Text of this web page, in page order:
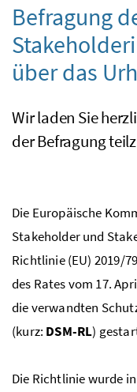
Befragung
über das
Wir laden Sie
der Befragung
Die Europäische
Stakeholder und
Richtlinie (EU) 2019/
des Rates vom 17.
die verwandten
(kurz: DSM-RL)
Die Richtlinie wurde